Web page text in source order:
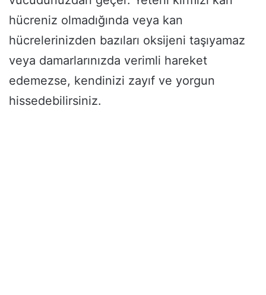
hücreniz olmadığında veya kan
hücrelerinizden bazıları oksijeni taşıyamaz
veya damarlarınızda verimli hareket
edemezse, kendinizi zayıf ve yorgun
hissedebilirsiniz.